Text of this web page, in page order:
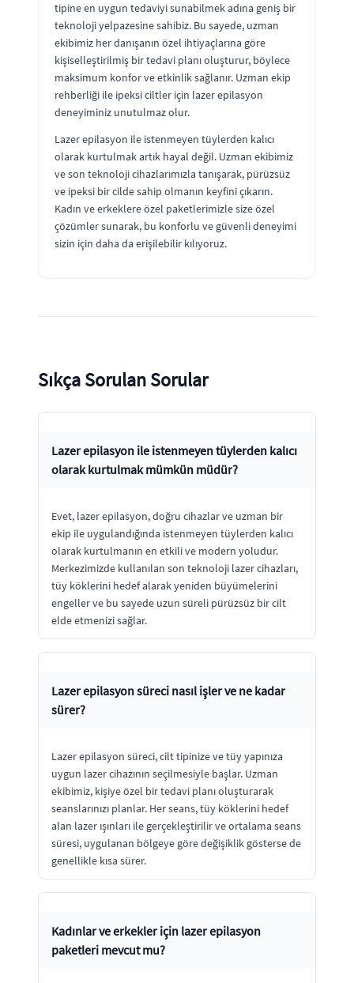
tipine en uygun tedaviyi sunabilmek adına geniş bir
teknoloji yelpazesine sahibiz. Bu sayede, uzman
ekibimiz her danışanın özel ihtiyaçlarına göre
kişiselleştirilmiş bir tedavi planı oluşturur, böylece
maksimum konfor ve etkinlik sağlanır. Uzman ekip
rehberliği ile ipeksi ciltler için lazer epilasyon
deneyiminiz unutulmaz olur.
Lazer epilasyon ile istenmeyen tüylerden kalıcı
olarak kurtulmak artık hayal değil. Uzman ekibimiz
ve son teknoloji cihazlarımızla tanışarak, pürüzsüz
ve ipeksi bir cilde sahip olmanın keyfini çıkarın.
Kadın ve erkeklere özel paketlerimizle size özel
çözümler sunarak, bu konforlu ve güvenli deneyimi
sizin için daha da erişilebilir kılıyoruz.
Sıkça Sorulan Sorular
Lazer epilasyon ile istenmeyen tüylerden kalıcı
olarak kurtulmak mümkün müdür?
Evet, lazer epilasyon, doğru cihazlar ve uzman bir
ekip ile uygulandığında istenmeyen tüylerden kalıcı
olarak kurtulmanın en etkili ve modern yoludur.
Merkezimizde kullanılan son teknoloji lazer cihazları,
tüy köklerini hedef alarak yeniden büyümelerini
engeller ve bu sayede uzun süreli pürüzsüz bir cilt
elde etmenizi sağlar.
Lazer epilasyon süreci nasıl işler ve ne kadar
sürer?
Lazer epilasyon süreci, cilt tipinize ve tüy yapınıza
uygun lazer cihazının seçilmesiyle başlar. Uzman
ekibimiz, kişiye özel bir tedavi planı oluşturarak
seanslarınızı planlar. Her seans, tüy köklerini hedef
alan lazer ışınları ile gerçekleştirilir ve ortalama seans
süresi, uygulanan bölgeye göre değişiklik gösterse de
genellikle kısa sürer.
Kadınlar ve erkekler için lazer epilasyon
paketleri mevcut mu?